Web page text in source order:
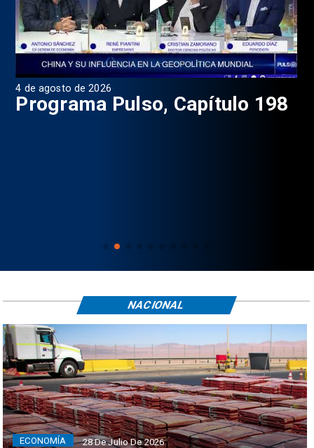
4 de agosto de 2026
Programa Pulso, Capítulo 198
ECONOMÍA 28 De Julio De 2026
NACIONAL